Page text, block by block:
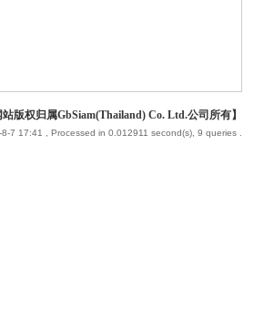
版权归属GbSiam(Thailand) Co. Ltd.公司所有】
7 17:41 , Processed in 0.012911 second(s), 9 queries .